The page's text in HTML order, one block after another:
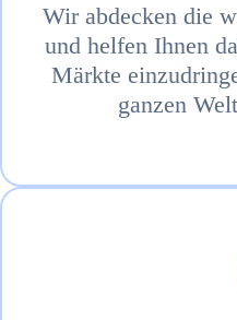
Wir abdecken die
und helfen Ihnen
Märkte
ganzen